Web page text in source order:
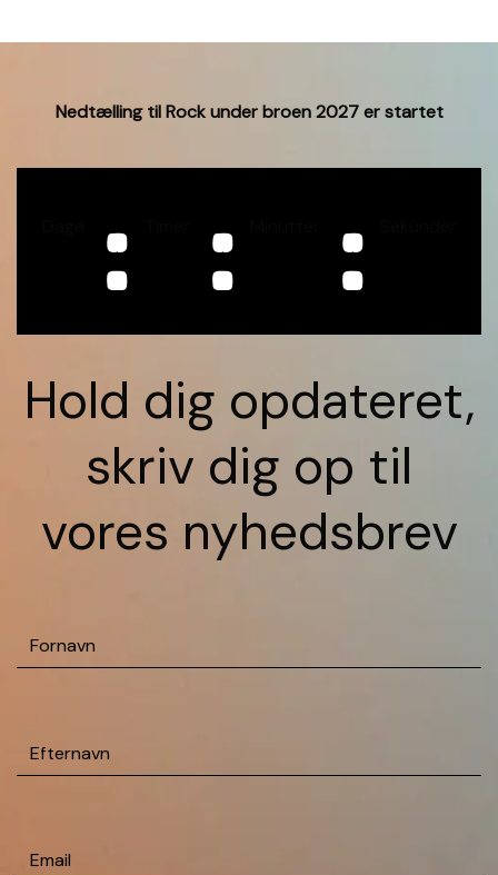
Nedtælling til Rock under broen 2027 er startet
: : :
Hold dig opdateret,
skriv dig op til
vores nyhedsbrev
Fornavn